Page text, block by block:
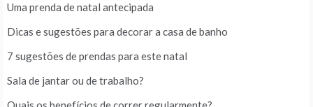
Uma prenda de natal antecipada
Dicas e sugestões para decorar a casa de banho
7 sugestões de prendas para este natal
Sala de jantar ou de trabalho?